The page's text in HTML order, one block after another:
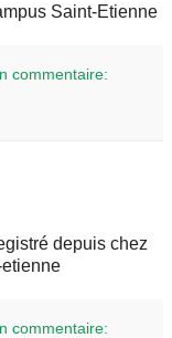
Saint-Etienne
commentaire:
depuis chez
commentaire: